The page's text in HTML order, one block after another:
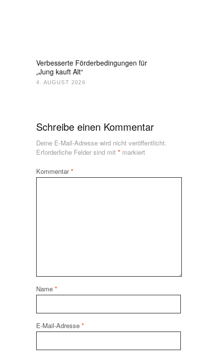
Verbesserte Förderbedingungen für
„Jung kauft Alt“
4. AUGUST 2026
Schreibe einen Kommentar
Deine E-Mail-Adresse wird nicht veröffentlicht.
Erforderliche Felder sind mit * markiert
Kommentar*
Name *
E-Mail-Adresse *